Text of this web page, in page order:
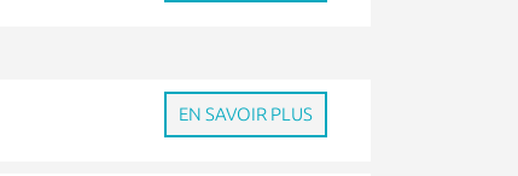
EN SAVOIR PLUS